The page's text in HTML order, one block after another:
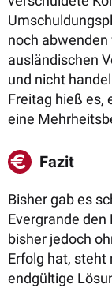
noch abwenden
ausländischen
und nicht
Freitag hieß es,
eine
Fazit
Bisher gab es
Evergrande den
bisher jedoch
Erfolg hat, steht
endgültige